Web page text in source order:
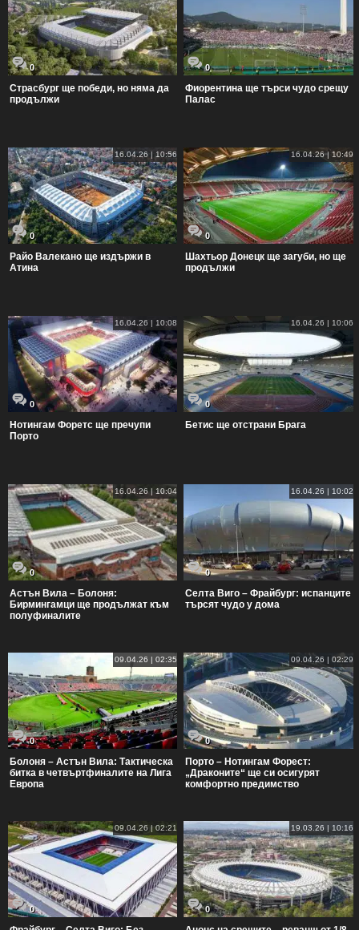
0
Страсбург ще победи, но няма да
продължи
0
Фиорентина ще търси чудо срещу
Палас
16.04.26 | 10:56
0
Райо Валекано ще издържи в
Атина
16.04.26 | 10:49
0
Шахтьор Донецк ще загуби, но ще
продължи
16.04.26 | 10:08
0
Нотингам Форетс ще пречупи
Порто
16.04.26 | 10:06
0
Бетис ще отстрани Брага
16.04.26 | 10:04
0
Астън Вила – Болоня:
Бирмингамци ще продължат към
полуфиналите
16.04.26 | 10:02
0
Селта Виго – Фрайбург: испанците
търсят чудо у дома
09.04.26 | 02:35
0
Болоня – Астън Вила: Тактическа
битка в четвъртфиналите на Лига
Европа
09.04.26 | 02:29
0
Порто – Нотингам Форест:
„Драконите“ ще си осигурят
комфортно предимство
09.04.26 | 02:21
0
19.03.26 | 10:16
0